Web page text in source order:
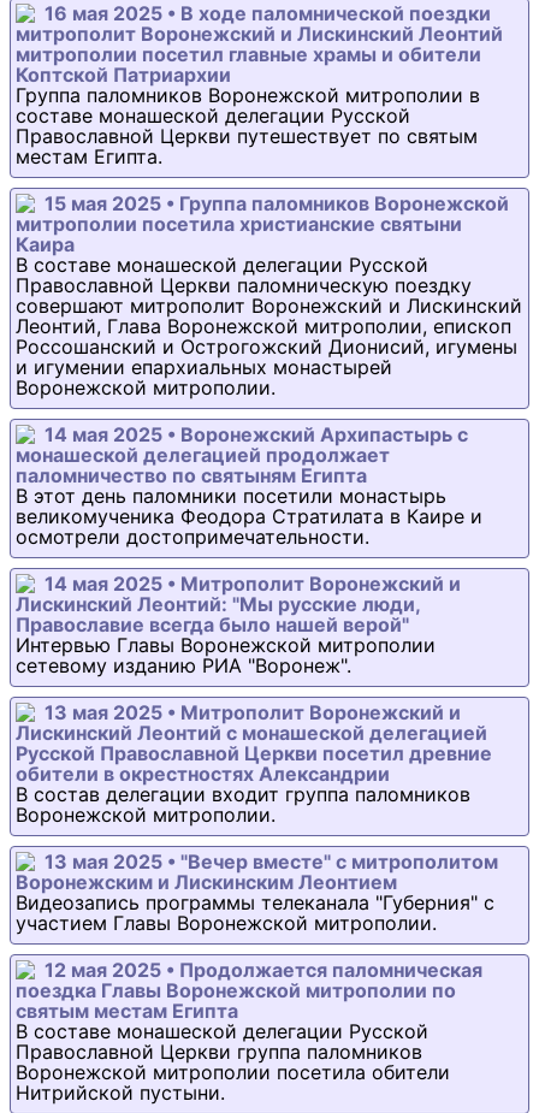
16 мая 2025 • В ходе паломнической поездки
митрополит Воронежский и Лискинский Леонтий
митрополии посетил главные храмы и обители
Коптской Патриархии
Группа паломников Воронежской митрополии в
составе монашеской делегации Русской
Православной Церкви путешествует по святым
местам Египта.
15 мая 2025 • Группа паломников Воронежской
митрополии посетила христианские святыни
Каира
В составе монашеской делегации Русской
Православной Церкви паломническую поездку
совершают митрополит Воронежский и Лискинский
Леонтий, Глава Воронежской митрополии, епископ
Россошанский и Острогожский Дионисий, игумены
и игумении епархиальных монастырей
Воронежской митрополии.
14 мая 2025 • Воронежский Архипастырь с
монашеской делегацией продолжает
паломничество по святыням Египта
В этот день паломники посетили монастырь
великомученика Феодора Стратилата в Каире и
осмотрели достопримечательности.
14 мая 2025 • Митрополит Воронежский и
Лискинский Леонтий: "Мы русские люди,
Православие всегда было нашей верой"
Интервью Главы Воронежской митрополии
сетевому изданию РИА "Воронеж".
13 мая 2025 • Митрополит Воронежский и
Лискинский Леонтий с монашеской делегацией
Русской Православной Церкви посетил древние
обители в окрестностях Александрии
В состав делегации входит группа паломников
Воронежской митрополии.
13 мая 2025 • "Вечер вместе" с митрополитом
Воронежским и Лискинским Леонтием
Видеозапись программы телеканала "Губерния" с
участием Главы Воронежской митрополии.
12 мая 2025 • Продолжается паломническая
поездка Главы Воронежской митрополии по
святым местам Египта
В составе монашеской делегации Русской
Православной Церкви группа паломников
Воронежской митрополии посетила обители
Нитрийской пустыни.